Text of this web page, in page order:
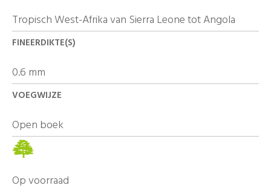
Tropisch West-Afrika van Sierra Leone tot Angola
FINEERDIKTE(S)
0.6 mm
VOEGWIJZE
Open boek
Op voorraad